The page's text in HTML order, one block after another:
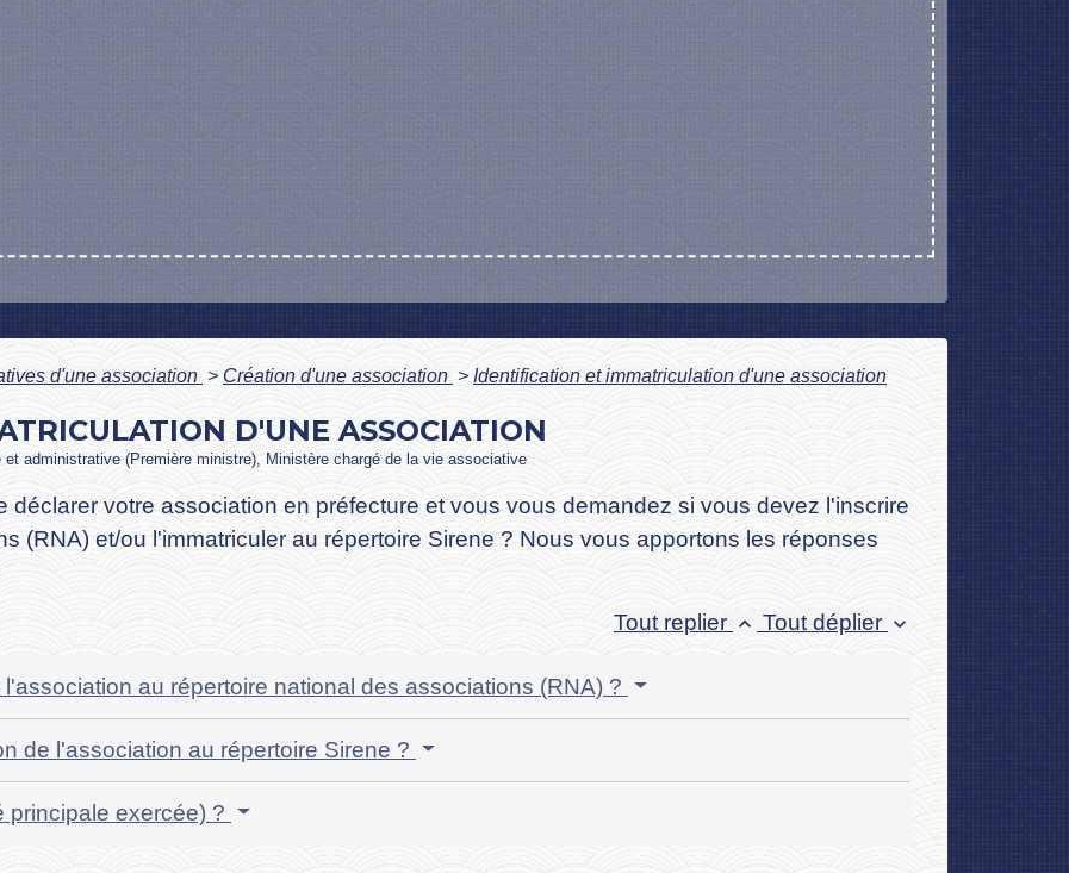
d'une association > Création d'une association > Identification et immatriculation d'une association
D'UNE ASSOCIATION
administrative (Première ministre), Ministère chargé de la vie associative
déclarer votre association en préfecture et vous vous demandez si vous devez l'inscrire
(RNA) et/ou l'immatriculer au répertoire Sirene ? Nous vous apportons les réponses
Tout replier keyboard_arrow_up Tout déplier keyboard_arrow_down
au répertoire national des associations (RNA) ?
de l'association au répertoire Sirene ?
principale exercée) ?